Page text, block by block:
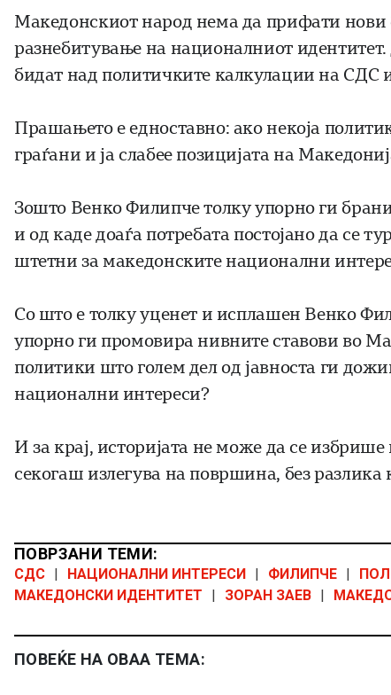
Македонскиот народ нема да прифати нови
разнебитување на националниот
бидат над политичките калкулации на СДС
Прашањето е едноставно: ако некоја
граѓани и ја слабее позицијата на
Зошто Венко Филипче толку упорно ги
и од каде доаѓа потребата постојано да се
штетни за македонските национални
Со што е толку уценет и исплашен Венко
упорно ги промовира нивните ставови во
политики што голем дел од јавноста ги
национални интереси?
И за крај, историјата не може да се
секогаш излегува на површина, без разлика
ПОВРЗАНИ ТЕМИ:
СДС | НАЦИОНАЛНИ ИНТЕРЕСИ | ФИЛИПЧЕ |
МАКЕДОНСКИ ИДЕНТИТЕТ
| ЗОРАН ЗАЕВ |
ПОВЕЌЕ НА ОВАА ТЕМА: